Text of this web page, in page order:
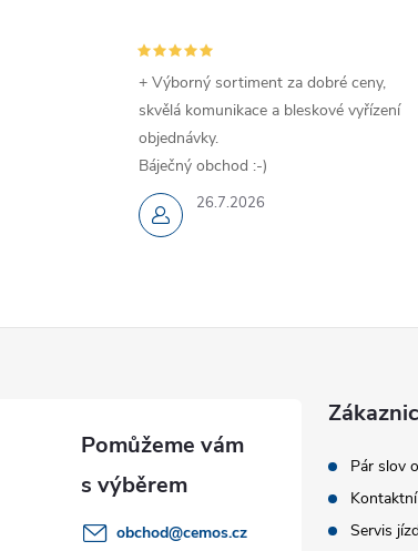
26.7.2026
+ Výborný sortiment za dobré ceny,
skvělá komunikace a bleskové vyřízení
objednávky.
Báječný obchod :-)
obchod@cemos.cz
Pár slov
Servis